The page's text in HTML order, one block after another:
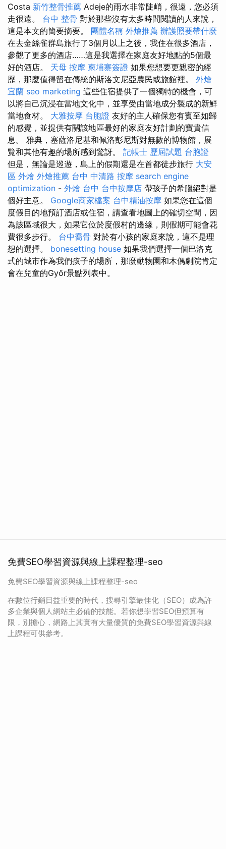
Costa 新竹整骨推薦 Adeje的雨水非常陡峭，很遠，您必須
走很遠。 台中 整骨 對於那些沒有太多時間閱讀的人來說，
這是本文的簡要摘要。 團體名稱 外燴推薦 辦護照要帶什麼
在去金絲雀群島旅行了3個月以上之後，我住在很多酒店，
參觀了更多的酒店……這是我選擇在家庭友好地點的5個最
好的酒店。 天母 按摩 柬埔寨簽證 如果您想要更親密的經
歷，那麼值得留在傳統的斯洛文尼亞農民或旅館裡。 外燴
宜蘭 seo marketing 這些住宿提供了一個獨特的機會，可
以將自己沉浸在當地文化中，並享受由當地成分製成的新鮮
當地食材。 大雅按摩 台胞證 友好的主人確保您有賓至如歸
的感覺，並提供有關該地區最好的家庭友好計劃的寶貴信
息。 雅典，塞薩洛尼基和佩洛彭尼斯對無數的博物館，展
覽和其他有趣的場所感到驚訝。 記帳士 歷屆試題 台胞證
但是，無論是巡遊，島上的假期還是在首都徒步旅行 大安
區 外燴 外燴推薦 台中 中清路 按摩 search engine
optimization - 外燴 台中 台中按摩店 帶孩子的希臘絕對是
個好主意。 Google商家檔案 台中精油按摩 如果您在這個
度假目的地預訂酒店或住宿，請查看地圖上的確切空間，因
為該區域很大，如果它位於度假村的邊緣，則假期可能會花
費很多步行。 台中喬骨 對於有小孩的家庭來說，這不是理
想的選擇。 bonesetting house 如果我們選擇一個巴洛克
式的城市作為我們孩子的場所，那麼動物園和木偶劇院肯定
會在兒童的Győr景點列表中。
免費SEO學習資源與線上課程整理-seo
免費SEO學習資源與線上課程整理-seo
在數位行銷日益重要的時代，搜尋引擎最佳化（SEO）成為許
多企業與個人網站主必備的技能。若你想學習SEO但預算有
限，別擔心，網路上其實有大量優質的免費SEO學習資源與線
上課程可供參考。